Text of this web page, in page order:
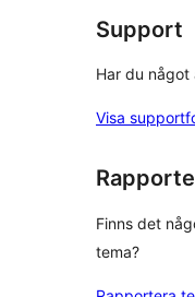
Support
Har du något
Visa
Finns det
tema?